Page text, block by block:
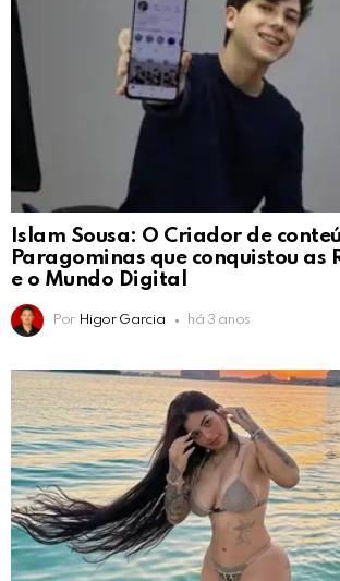
Islam Sousa: O Criador de
Paragominas que conquistou as
e o Mundo Digital
Por Higor Garcia há 3 anos